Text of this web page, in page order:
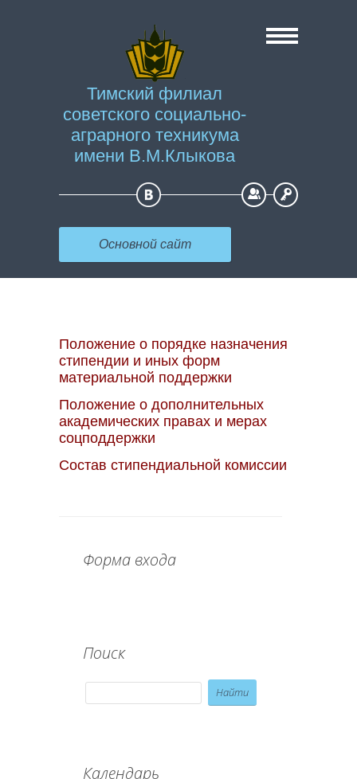
Тимский филиал
советского социально-
аграрного техникума
имени В.М.Клыкова
Регистрация
Основной сайт
Положение о порядке назначения
стипендии и иных форм
материальной поддержки
Положение о дополнительных
академических правах и мерах
соцподдержки
Состав стипендиальной комиссии
Форма входа
Поиск
Календарь